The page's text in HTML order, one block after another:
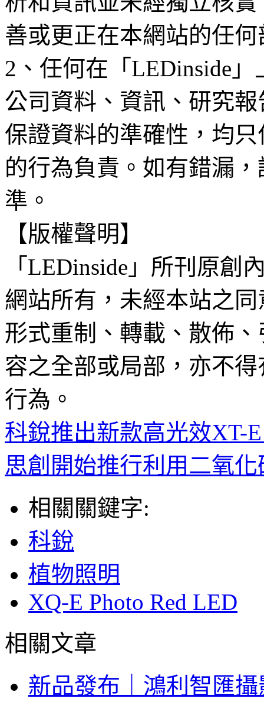
善或更正在本網站的任
2、任何在「LEDinside
公司資料、資訊、研究
保證資料的準確性，均
的行為負責。如有錯漏
準。
【版權聲明】
「LEDinside」所刊原創
網站所有，未經本站之
形式重制、轉載、散佈
容之全部或局部，亦不
行為。
科銳推出新款高光效XT-
思創開始推行利用二氧
相關關鍵字:
科銳
植物照明
XQ-E Photo Red LED
相關文章
新品發布｜鴻利智匯